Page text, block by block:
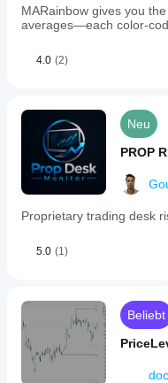
MARainbow gives you
averages—each color-
4.0 (2)
Neu
PROP
Proprietary trading desk
5.0 (1)
Beliebt